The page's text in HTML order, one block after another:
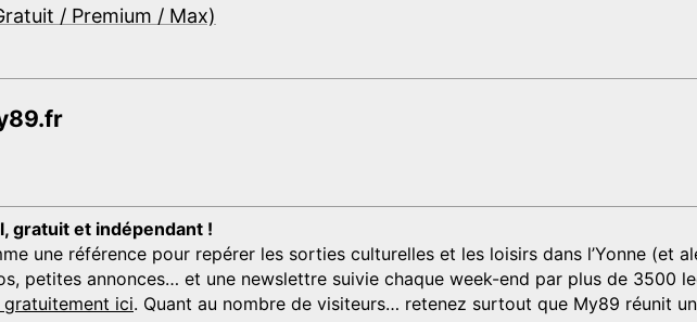
/ Premium / Max)
gratuit et indépendant !
une référence pour repérer les sorties culturelles et les loisirs dans l’Yonne (et
petites annonces… et une newslettre suivie chaque week-end par plus de 3500
ici. Quant au nombre de visiteurs… retenez surtout que My89 réunit